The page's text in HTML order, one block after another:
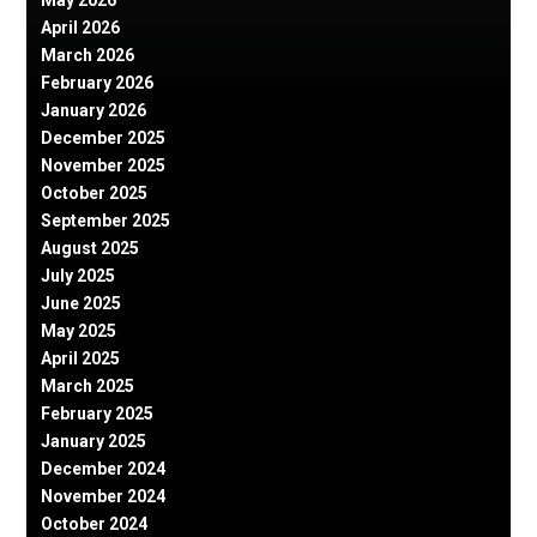
April 2026
March 2026
February 2026
January 2026
December 2025
November 2025
October 2025
September 2025
August 2025
July 2025
June 2025
May 2025
April 2025
March 2025
February 2025
January 2025
December 2024
November 2024
October 2024